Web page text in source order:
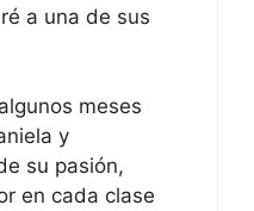
a una de sus
meses
y
su pasión,
en cada clase